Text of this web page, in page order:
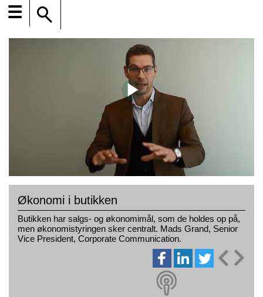
☰
Økonomi i butikken
Butikken har salgs- og økonomimål, som de holdes op på,
men økonomistyringen sker centralt. Mads Grand, Senior
Vice President, Corporate Communication.